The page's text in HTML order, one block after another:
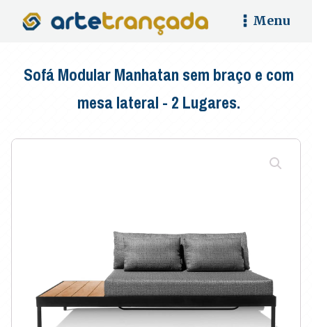
Menu
Sofá Modular Manhatan sem braço e com
mesa lateral - 2 Lugares.